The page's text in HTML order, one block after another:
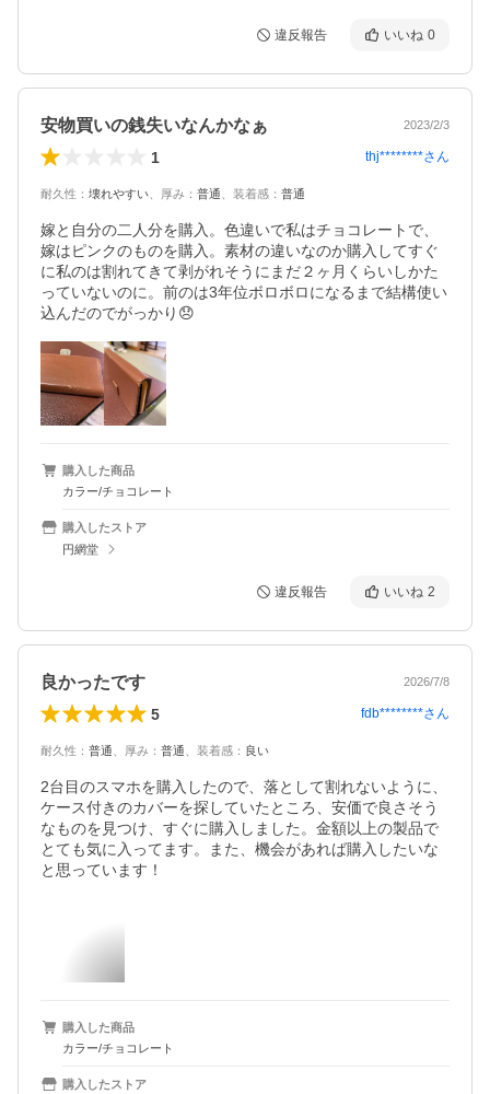
違反報告 いいね 0
安物買いの銭失いなんかなぁ 2023/2/3
1 thj********さん
耐久性 ： 壊れやすい 厚み ： 普通 装着感 ： 普通
嫁と自分の二人分を購入。色違いで私はチョコレートで、
嫁はピンクのものを購入。素材の違いなのか購入してすぐ
に私のは割れてきて剥がれそうにまだ２ヶ月くらいしかた
っていないのに。前のは3年位ボロボロになるまで結構使い
込んだのでがっかり😞
購入した商品
カラー/チョコレート
購入したストア
円網堂
違反報告 いいね 2
良かったです 2026/7/8
5 fdb********さん
耐久性 ： 普通 厚み ： 普通 装着感 ： 良い
2台目のスマホを購入したので、落として割れないように、
ケース付きのカバーを探していたところ、安価で良さそう
なものを見つけ、すぐに購入しました。金額以上の製品で
とても気に入ってます。また、機会があれば購入したいな
と思っています！
購入した商品
カラー/チョコレート
購入したストア